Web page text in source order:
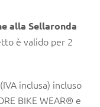
alla Sellaronda
è valido per 2
inclusa) incluso
BIKE WEAR® e